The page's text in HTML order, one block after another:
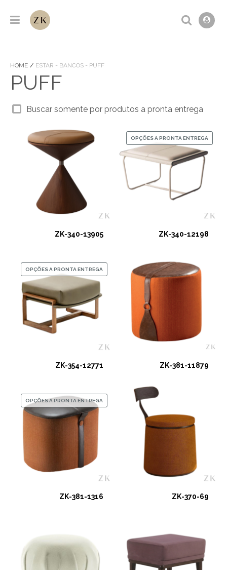
HOME ESTAR - BANCOS - PUFF
PUFF
Buscar somente por produtos a pronta entrega
ZK-340-13905
OPÇÕES A PRONTA ENTREGA
ZK-340-12198
OPÇÕES A PRONTA ENTREGA
ZK-354-12771 ZK-381-11879
OPÇÕES A PRONTA ENTREGA
ZK-381-1316 ZK-370-69